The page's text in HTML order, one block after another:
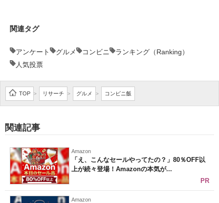
製造業のIT導入・活用を支援
エレクトロニクス専門サイト
建設×テクノロジーの最前線
ちょっと気になるネットの話題
関連タグ
アンケート グルメ コンビニ
ランキング（Ranking）
人気投票
TOP > リサーチ > グルメ > コンビニ飯
関連記事
Amazon
「え、こんなセールやってたの？」80％OFF以
上が続々登場！Amazonの本気が...
PR
Amazon